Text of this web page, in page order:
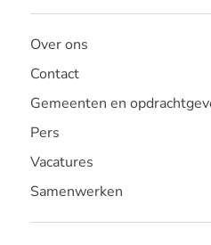
Over ons
Contact
Gemeenten en
Pers
Vacatures
Samenwerken